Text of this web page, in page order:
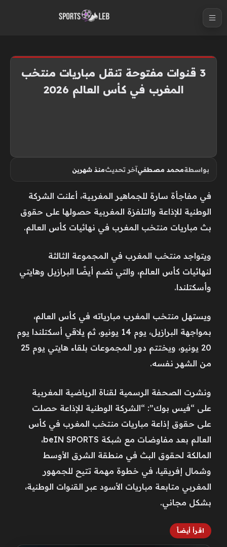
3 قنوات مفتوحة تنقل مباريات منتخب
المغرب في كأس العالم 2026
بواسطةمحمد مصطفيآخر تحديثمنذ شهرين
في مفاجأة سارة للجماهير المغربية، أعلنت الشركة
الوطنية للإذاعة والتلفزة المغربية حصولها على حقوق
بث مباريات منتخب المغرب في نهائيات كأس العالم.
ويتواجد منتخب المغرب في المجموعة الثالثة
لنهائيات كأس العالم، والتي تضم أيضًا البرازيل وهايتي
وأسكتلندا.
ويستهل منتخب المغرب مبارياته في كأس العالم،
بمواجهة البرازيل، يوم 14 يونيو، ثم يلاقي أسكتلندا يوم
20 يونيو، ويختتم دور المجموعات بلقاء هايتي يوم 25
من الشهر نفسه.
ونشرت الصحفة الرسمية لقناة الرياضية المغربية
على “فيس بوك”: “الشركة الوطنية للإذاعة حصلت
على حقوق إذاعة مباريات منتخب المغرب في كأس
العالم بعد مفاوضات مع شبكة beIN SPORTS،
المالكة لحقوق البث في منطقة الشرق الأوسط
وشمال إفريقيا، في خطوة مهمة تتيح للجمهور
المغربي متابعة مباريات الأسود عبر القنوات الوطنية،
بشكل مجاني.
اقرأ أيضاً